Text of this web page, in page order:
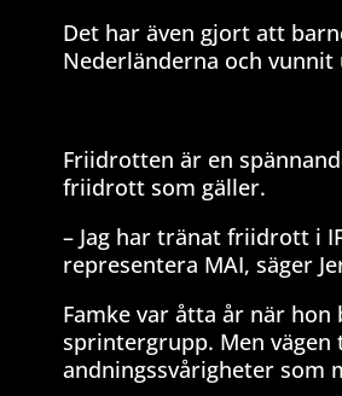
Det har även gjort att
Nederländerna och
Friidrotten är en
friidrott som gäller.
– Jag har tränat friidrott i
representera MAI, säger
Famke var åtta år när
sprintergrupp. Men
andningssvårigheter som